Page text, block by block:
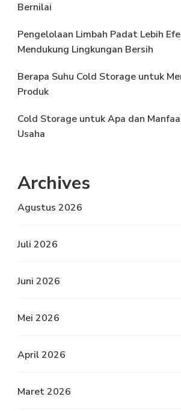
Bernilai
Pengelolaan Limbah Padat Lebih
Mendukung Lingkungan Bersih
Berapa Suhu Cold Storage untuk
Produk
Cold Storage untuk Apa dan
Usaha
Archives
Agustus 2026
Juli 2026
Juni 2026
Mei 2026
April 2026
Maret 2026